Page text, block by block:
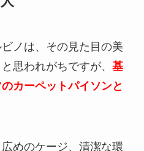
ノは、その見た目の美
思われがちですが、 基
カーペットパイソンと
めのケージ、清潔な環